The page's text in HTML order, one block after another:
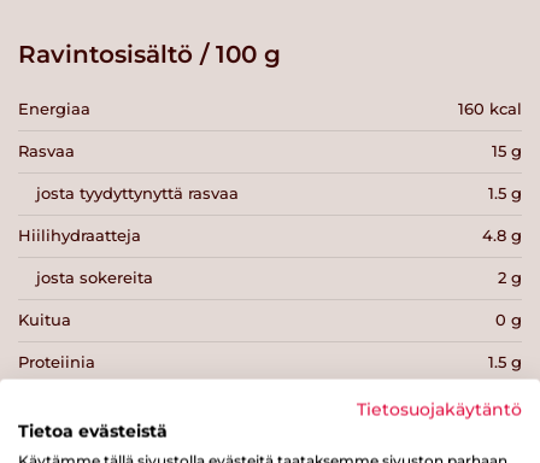
Ravintosisältö / 100 g
Energiaa 160 kcal
Rasvaa 15 g
josta tyydyttynyttä rasvaa 1.5 g
Hiilihydraatteja 4.8 g
josta sokereita 2 g
Kuitua 0 g
Proteiinia 1.5 g
0.1 g
Tietosuojakäytäntö
Tietoa evästeistä